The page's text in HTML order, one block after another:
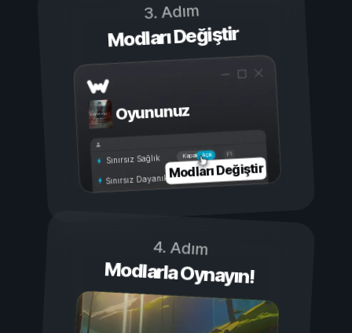
3. Adım
Modları Değiştir
Oyununuz
Açık
Kapalı
Sınırsız Sağlık
Sınırsız DayanıklılıkModları Değiştir
4. Adım
Modlarla Oynayın!